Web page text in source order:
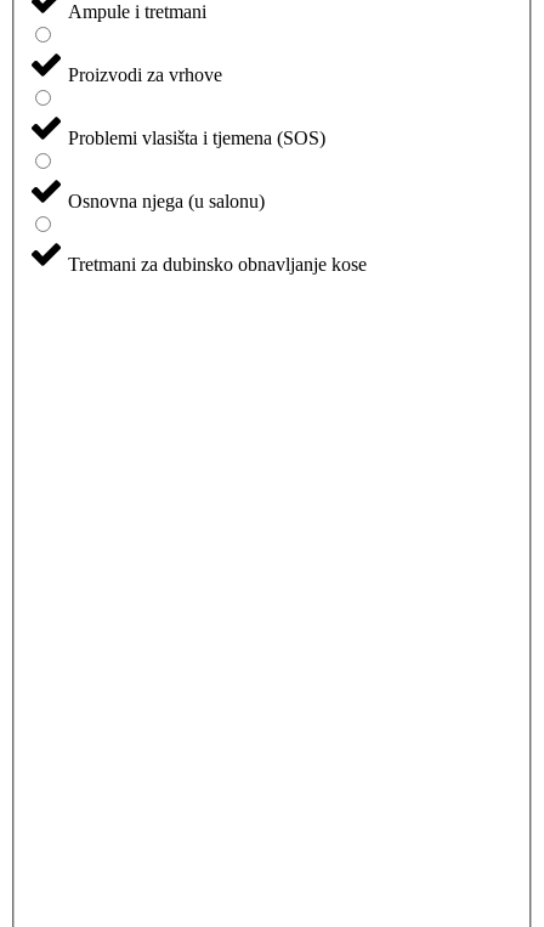
Ampule i tretmani
Proizvodi za vrhove
Problemi vlasišta i tjemena (SOS)
Osnovna njega (u salonu)
Tretmani za dubinsko obnavljanje kose